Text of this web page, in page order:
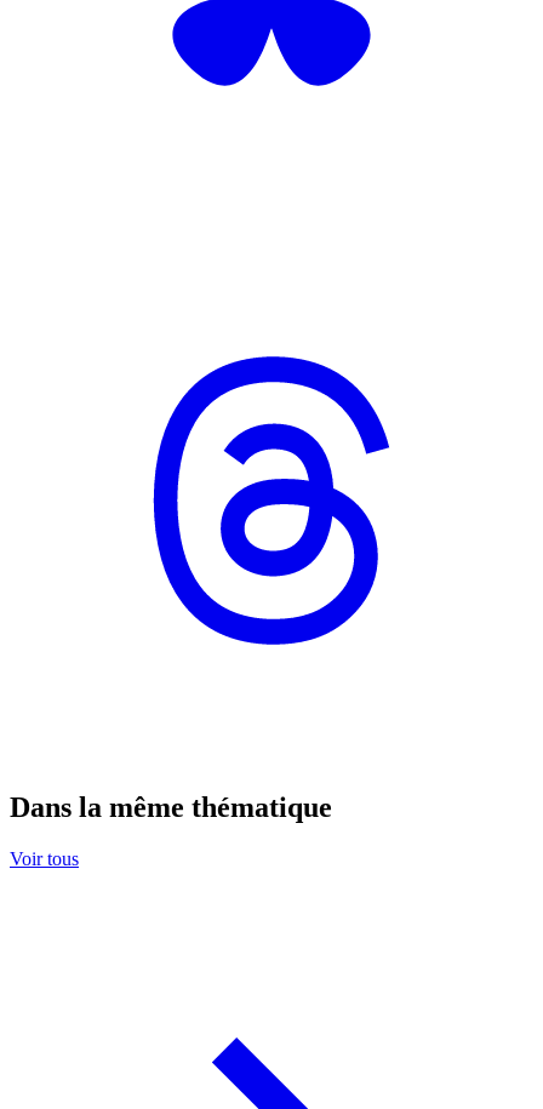
Dans la même thématique
Voir tous